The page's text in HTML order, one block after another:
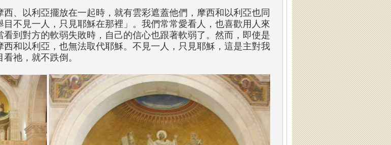
西、以利亞擺放在一起時，就有雲彩遮蓋他們，摩西和以利亞也同
目不見一人，只見耶穌在那裡」。我們常常愛看人，也喜歡用人來
看到對方的軟弱失敗時，自己的信心也跟著軟弱了。然而，即使是
西和以利亞，也無法取代耶穌。不見一人，只見耶穌，這是主對我
祂，就不跌倒。